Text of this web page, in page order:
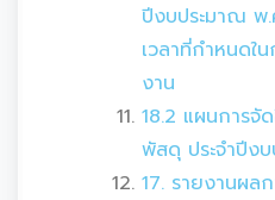
ปีงบประมาณ พ.
เวลาที่กำหนดใ
งาน
18.2 แผนการจั
พัสดุ ประจำปีง
17. รายงานผล